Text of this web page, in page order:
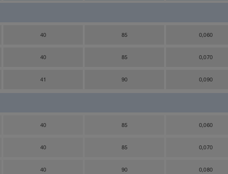
40 85 0,060
40 85 0,070
41 90 0,090
40 85 0,060
40 85 0,070
40 90 0,080